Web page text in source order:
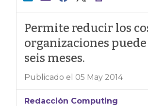
Permite reducir los
organizaciones
seis meses.
Publicado el 05 May 2014
Redacción Computing